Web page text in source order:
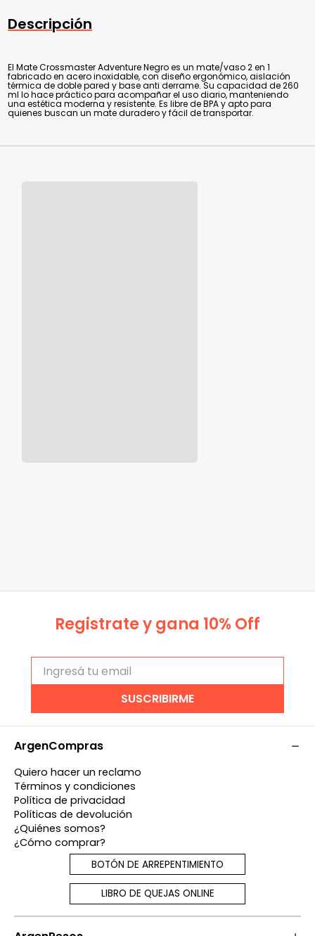
Descripción
El Mate Crossmaster Adventure Negro es un mate/vaso 2 en 1
fabricado en acero inoxidable, con diseño ergonómico, aislación
térmica de doble pared y base anti derrame. Su capacidad de 260
ml lo hace práctico para acompañar el uso diario, manteniendo
una estética moderna y resistente. Es libre de BPA y apto para
quienes buscan un mate duradero y fácil de transportar.
Registrate y gana 10% Off
SUSCRIBIRME
ArgenCompras
Quiero hacer un reclamo
Términos y condiciones
Política de privacidad
Políticas de devolución
¿Quiénes somos?
¿Cómo comprar?
BOTÓN DE ARREPENTIMIENTO
LIBRO DE QUEJAS ONLINE